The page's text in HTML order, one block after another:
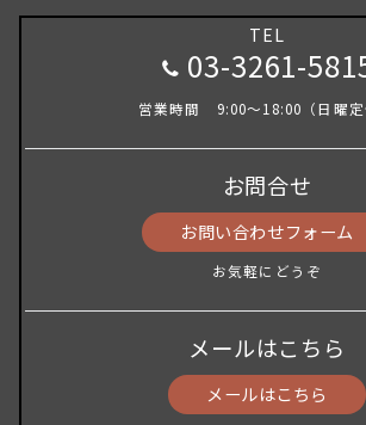
TEL
03-3261-
営業時間 9:00～18:00（日曜定
お問合せ
お問い合わせフォーム
お気軽にどうぞ
メールはこちら
メールはこちら